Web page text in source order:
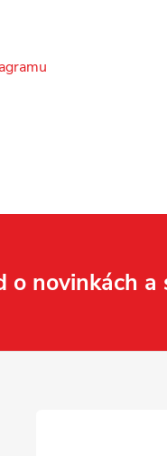
o novinkách a